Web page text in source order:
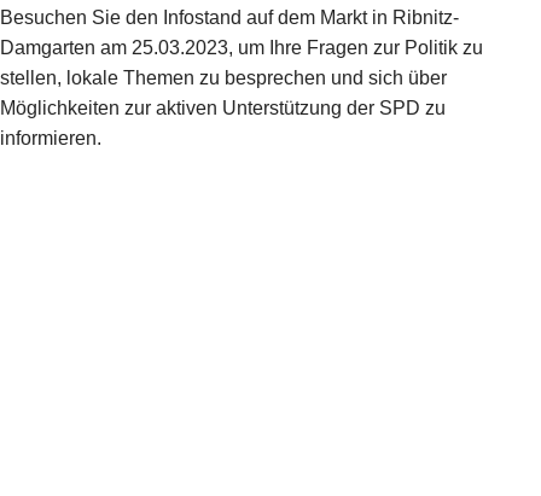
Besuchen Sie den Infostand auf dem Markt in Ribnitz-
Damgarten am 25.03.2023, um Ihre Fragen zur Politik zu
stellen, lokale Themen zu besprechen und sich über
Möglichkeiten zur aktiven Unterstützung der SPD zu
informieren.